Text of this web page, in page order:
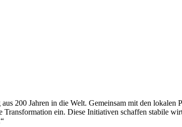
200 Jahren in die Welt. Gemeinsam mit den
ein. Diese Initiativen schaffen stabile